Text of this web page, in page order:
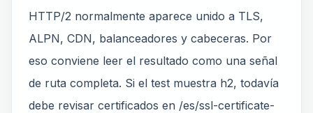
HTTP/2 normalmente aparece unido a TLS,
ALPN, CDN, balanceadores y cabeceras. Por
eso conviene leer el resultado como una señal
de ruta completa. Si el test muestra h2, todavía
debe revisar certificados en /es/ssl-certificate-